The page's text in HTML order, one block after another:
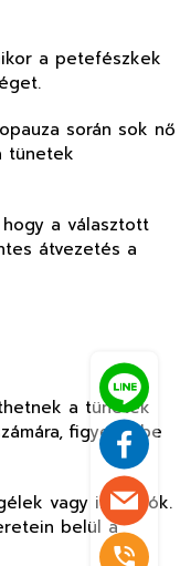
a petefészkek
során sok nő
tünetek
a választott
átvezetés a
a tünetek
figyelembe
vagy injekciók.
belül a